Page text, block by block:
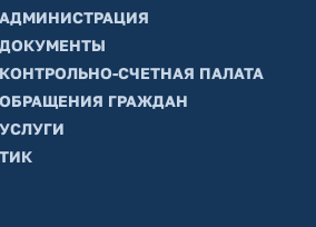
АДМИНИСТРАЦИЯ
ДОКУМЕНТЫ
КОНТРОЛЬНО-СЧЕТНАЯ ПАЛАТА
ОБРАЩЕНИЯ ГРАЖДАН
УСЛУГИ
ТИК